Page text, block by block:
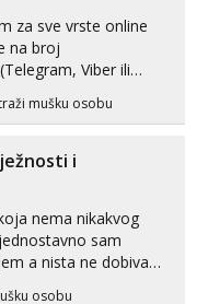
za sve vrste online
na broj
Viber ili
mušku osobu
i
nema nikakvog
sam
a nista ne dobivam
osobu